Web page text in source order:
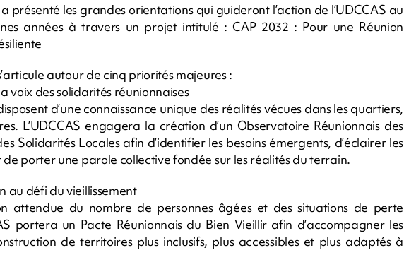
présenté les grandes orientations qui guideront l’action de l’UDCCAS au
années à travers un projet intitulé : CAP 2032 : Pour une Réunion
autour de cinq priorités majeures :
voix des solidarités réunionnaises
d’une connaissance unique des réalités vécues dans les quartiers,
L’UDCCAS engagera la création d’un Observatoire Réunionnais des
Solidarités Locales afin d’identifier les besoins émergents, d’éclairer les
porter une parole collective fondée sur les réalités du terrain.
au défi du vieillissement
attendue du nombre de personnes âgées et des situations de perte
portera un Pacte Réunionnais du Bien Vieillir afin d’accompagner les
de territoires plus inclusifs, plus accessibles et plus adaptés à